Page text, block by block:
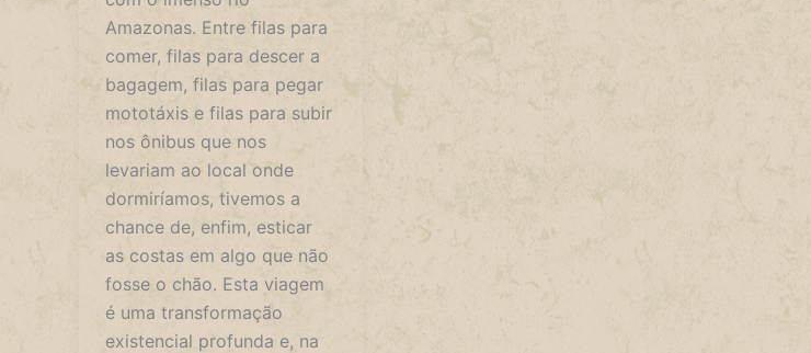
Amazonas. Entre filas para
comer, filas para descer a
bagagem, filas para pegar
mototáxis e filas para subir
nos ônibus que nos
levariam ao local onde
dormiríamos, tivemos a
chance de, enfim, esticar
as costas em algo que não
fosse o chão. Esta viagem
é uma transformação
existencial profunda e, na